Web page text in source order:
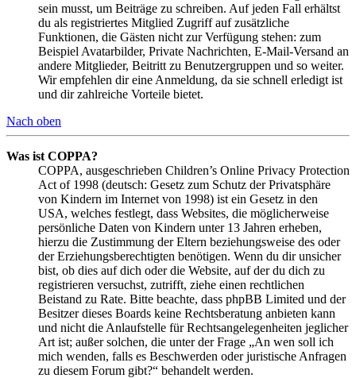
sein musst, um Beiträge zu schreiben. Auf jeden Fall erhältst
du als registriertes Mitglied Zugriff auf zusätzliche
Funktionen, die Gästen nicht zur Verfügung stehen: zum
Beispiel Avatarbilder, Private Nachrichten, E-Mail-Versand an
andere Mitglieder, Beitritt zu Benutzergruppen und so weiter.
Wir empfehlen dir eine Anmeldung, da sie schnell erledigt ist
und dir zahlreiche Vorteile bietet.
Nach oben
Was ist COPPA?
COPPA, ausgeschrieben Children’s Online Privacy Protection
Act of 1998 (deutsch: Gesetz zum Schutz der Privatsphäre
von Kindern im Internet von 1998) ist ein Gesetz in den
USA, welches festlegt, dass Websites, die möglicherweise
persönliche Daten von Kindern unter 13 Jahren erheben,
hierzu die Zustimmung der Eltern beziehungsweise des oder
der Erziehungsberechtigten benötigen. Wenn du dir unsicher
bist, ob dies auf dich oder die Website, auf der du dich zu
registrieren versuchst, zutrifft, ziehe einen rechtlichen
Beistand zu Rate. Bitte beachte, dass phpBB Limited und der
Besitzer dieses Boards keine Rechtsberatung anbieten kann
und nicht die Anlaufstelle für Rechtsangelegenheiten jeglicher
Art ist; außer solchen, die unter der Frage „An wen soll ich
mich wenden, falls es Beschwerden oder juristische Anfragen
zu diesem Forum gibt?“ behandelt werden.